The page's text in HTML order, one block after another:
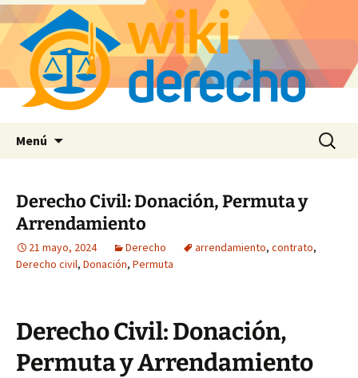
Menú Buscar:
Derecho Civil: Donación, Permuta y
Arrendamiento
21 mayo, 2024 Derecho arrendamiento, contrato,
Derecho civil, Donación, Permuta
Derecho Civil: Donación,
Permuta y Arrendamiento